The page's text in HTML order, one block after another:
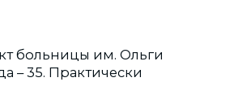
больницы им. Ольги
– 35. Практически